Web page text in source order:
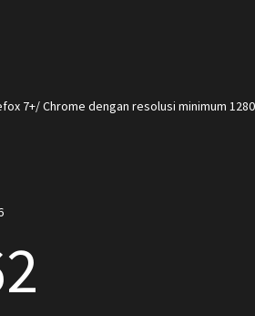
7+/ Chrome dengan resolusi minimum 1280